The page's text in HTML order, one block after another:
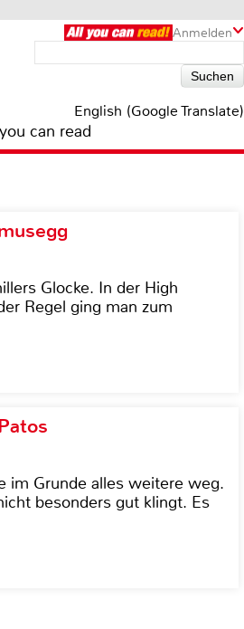
Anmelden
English (Google Translate)
can read
Glocke. In der High
Regel ging man zum
im Grunde alles weitere weg.
besonders gut klingt. Es